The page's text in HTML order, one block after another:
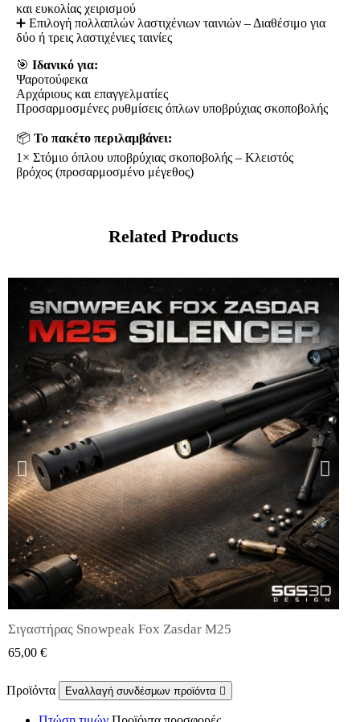
και ευκολίας χειρισμού
➕ Επιλογή πολλαπλών λαστιχένιων ταινιών – Διαθέσιμο για
δύο ή τρεις λαστιχένιες ταινίες
🎯 Ιδανικό για:
Ψαροτούφεκα
Αρχάριους και επαγγελματίες
Προσαρμοσμένες ρυθμίσεις όπλων υποβρύχιας σκοποβολής
📦 Το πακέτο περιλαμβάνει:
1× Στόμιο όπλου υποβρύχιας σκοποβολής – Κλειστός
βρόχος (προσαρμοσμένο μέγεθος)
Related Products
QUICK VIEW
Σιγαστήρας Snowpeak Fox Zasdar M25
65,00 €
Προϊόντα Εναλλαγή συνδέσμων προϊόντα 